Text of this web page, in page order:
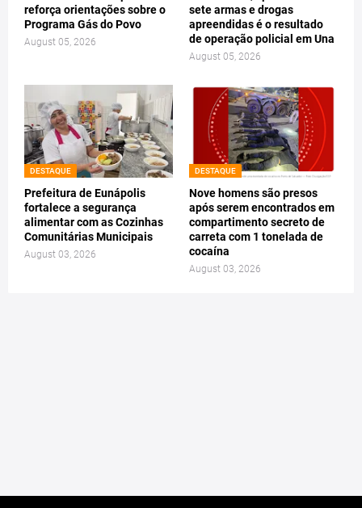
reforça orientações sobre o
Programa Gás do Povo
August 05, 2026
sete armas e drogas
apreendidas é o resultado
de operação policial em Una
August 05, 2026
DESTAQUE
Prefeitura de Eunápolis
fortalece a segurança
alimentar com as Cozinhas
Comunitárias Municipais
August 03, 2026
DESTAQUE
Nove homens são presos
após serem encontrados em
compartimento secreto de
carreta com 1 tonelada de
cocaína
August 03, 2026